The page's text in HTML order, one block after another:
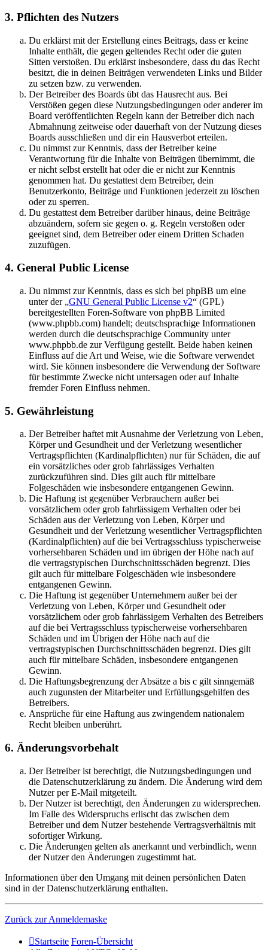
3. Pflichten des Nutzers
Du erklärst mit der Erstellung eines Beitrags, dass er keine
Inhalte enthält, die gegen geltendes Recht oder die guten
Sitten verstoßen. Du erklärst insbesondere, dass du das Recht
besitzt, die in deinen Beiträgen verwendeten Links und Bilder
zu setzen bzw. zu verwenden.
Der Betreiber des Boards übt das Hausrecht aus. Bei
Verstößen gegen diese Nutzungsbedingungen oder anderer im
Board veröffentlichten Regeln kann der Betreiber dich nach
Abmahnung zeitweise oder dauerhaft von der Nutzung dieses
Boards ausschließen und dir ein Hausverbot erteilen.
Du nimmst zur Kenntnis, dass der Betreiber keine
Verantwortung für die Inhalte von Beiträgen übernimmt, die
er nicht selbst erstellt hat oder die er nicht zur Kenntnis
genommen hat. Du gestattest dem Betreiber, dein
Benutzerkonto, Beiträge und Funktionen jederzeit zu löschen
oder zu sperren.
Du gestattest dem Betreiber darüber hinaus, deine Beiträge
abzuändern, sofern sie gegen o. g. Regeln verstoßen oder
geeignet sind, dem Betreiber oder einem Dritten Schaden
zuzufügen.
4. General Public License
Du nimmst zur Kenntnis, dass es sich bei phpBB um eine
unter der „GNU General Public License v2“ (GPL)
bereitgestellten Foren-Software von phpBB Limited
(www.phpbb.com) handelt; deutschsprachige Informationen
werden durch die deutschsprachige Community unter
www.phpbb.de zur Verfügung gestellt. Beide haben keinen
Einfluss auf die Art und Weise, wie die Software verwendet
wird. Sie können insbesondere die Verwendung der Software
für bestimmte Zwecke nicht untersagen oder auf Inhalte
fremder Foren Einfluss nehmen.
5. Gewährleistung
Der Betreiber haftet mit Ausnahme der Verletzung von Leben,
Körper und Gesundheit und der Verletzung wesentlicher
Vertragspflichten (Kardinalpflichten) nur für Schäden, die auf
ein vorsätzliches oder grob fahrlässiges Verhalten
zurückzuführen sind. Dies gilt auch für mittelbare
Folgeschäden wie insbesondere entgangenen Gewinn.
Die Haftung ist gegenüber Verbrauchern außer bei
vorsätzlichem oder grob fahrlässigem Verhalten oder bei
Schäden aus der Verletzung von Leben, Körper und
Gesundheit und der Verletzung wesentlicher Vertragspflichten
(Kardinalpflichten) auf die bei Vertragsschluss typischerweise
vorhersehbaren Schäden und im übrigen der Höhe nach auf
die vertragstypischen Durchschnittsschäden begrenzt. Dies
gilt auch für mittelbare Folgeschäden wie insbesondere
entgangenen Gewinn.
Die Haftung ist gegenüber Unternehmern außer bei der
Verletzung von Leben, Körper und Gesundheit oder
vorsätzlichem oder grob fahrlässigem Verhalten des Betreibers
auf die bei Vertragsschluss typischerweise vorhersehbaren
Schäden und im Übrigen der Höhe nach auf die
vertragstypischen Durchschnittsschäden begrenzt. Dies gilt
auch für mittelbare Schäden, insbesondere entgangenen
Gewinn.
Die Haftungsbegrenzung der Absätze a bis c gilt sinngemäß
auch zugunsten der Mitarbeiter und Erfüllungsgehilfen des
Betreibers.
Ansprüche für eine Haftung aus zwingendem nationalem
Recht bleiben unberührt.
6. Änderungsvorbehalt
Der Betreiber ist berechtigt, die Nutzungsbedingungen und
die Datenschutzerklärung zu ändern. Die Änderung wird dem
Nutzer per E-Mail mitgeteilt.
Der Nutzer ist berechtigt, den Änderungen zu widersprechen.
Im Falle des Widerspruchs erlischt das zwischen dem
Betreiber und dem Nutzer bestehende Vertragsverhältnis mit
sofortiger Wirkung.
Die Änderungen gelten als anerkannt und verbindlich, wenn
der Nutzer den Änderungen zugestimmt hat.
Informationen über den Umgang mit deinen persönlichen Daten
sind in der Datenschutzerklärung enthalten.
Zurück zur Anmeldemaske
Startseite Foren-Übersicht